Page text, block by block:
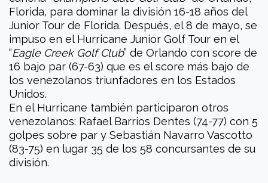
Florida, para dominar la división 16-18 años del
Junior Tour de Florida. Después, el 8 de mayo, se
impuso en el Hurricane Junior Golf Tour en el
“Eagle Creek Golf Club” de Orlando con score de
16 bajo par (67-63) que es el score más bajo de
los venezolanos triunfadores en los Estados
Unidos.
En el Hurricane también participaron otros
venezolanos: Rafael Barrios Dentes (74-77) con 5
golpes sobre par y Sebastián Navarro Vascotto
(83-75) en lugar 35 de los 58 concursantes de su
división.